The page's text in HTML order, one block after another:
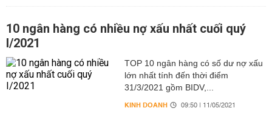
10 ngân hàng có nhiều nợ xấu nhất cuối quý
I/2021
TOP 10 ngân hàng có số dư nợ xấu
lớn nhất tính đến thời điểm
31/3/2021 gồm BIDV,...
KINH DOANH 09:50 | 11/05/2021